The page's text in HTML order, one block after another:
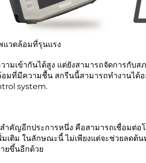
แวดล้อมที่รุนแรง
ามเข้ากันได้สูง แต่ยังสามารถจัดการกับ
มที่มีความชื้น สกรีนนี้สามารถทำงานได้อ
system.
ำคัญอีกประการหนึ่ง คือสามารถเชื่อมต่อ
มเติม ในลักษณะนี้ ไม่เพียงแต่จะช่วยลดต้
ยขึ้นอีกด้วย